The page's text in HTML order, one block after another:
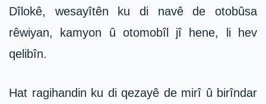
Dîlokê, wesayîtên ku di navê de otobûsa
rêwiyan, kamyon û otomobîl jî hene, li hev
qelibîn.
Hat ragihandin ku di qezayê de mirî û birîndar